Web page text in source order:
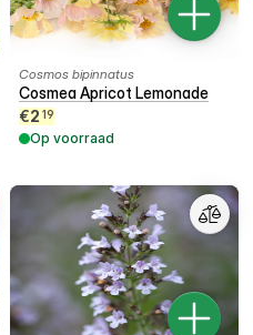
Cosmos bipinnatus
Cosmea Apricot Lemonade
€2 19
Op voorraad